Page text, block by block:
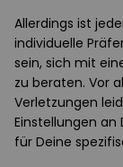
Allerdings ist
individuelle
sein, sich mit
zu beraten. Vor
Verletzungen
Einstellungen
für Deine